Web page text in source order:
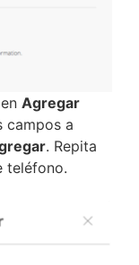
Agregar
campos a
. Repita
teléfono.